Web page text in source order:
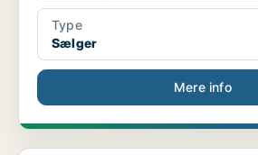
Type
Sælger
Mere info